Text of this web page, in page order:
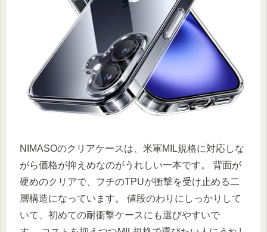
NIMASOのクリアケースは、米軍MIL規格に対応しな
がら価格が抑えめなのがうれしい一本です。 背面が
硬めのクリアで、フチのTPUが衝撃を受け止める二
層構造になっています。 値段のわりにしっかりして
いて、初めての耐衝撃ケースにも選びやすいで